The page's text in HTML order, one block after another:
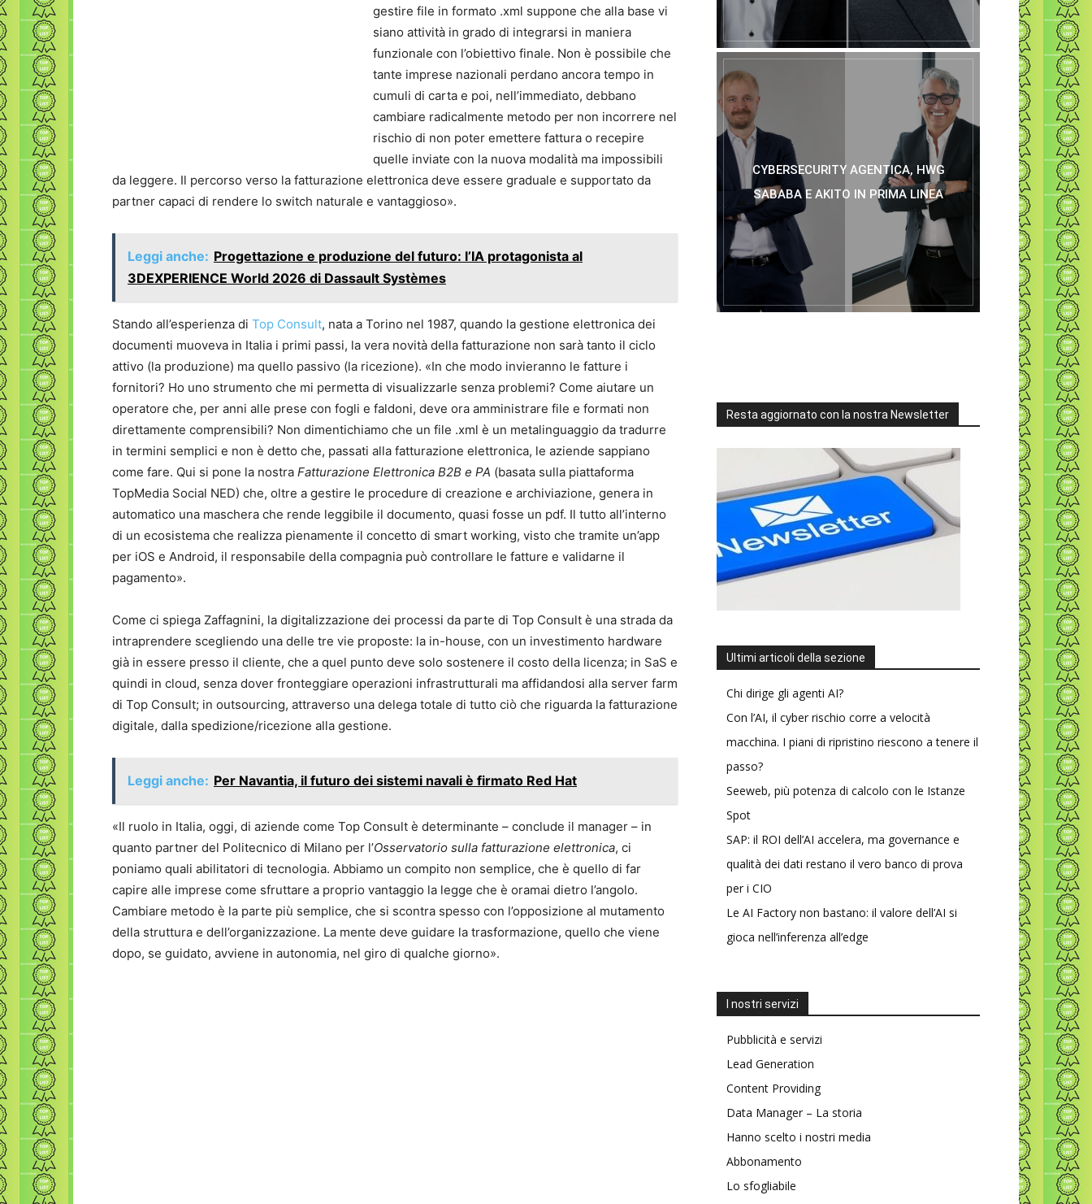
gestire file in formato .xml suppone che alla base vi
siano attività in grado di integrarsi in maniera
funzionale con l’obiettivo finale. Non è possibile che
tante imprese nazionali perdano ancora tempo in
cumuli di carta e poi, nell’immediato, debbano
cambiare radicalmente metodo per non incorrere nel
rischio di non poter emettere fattura o recepire
quelle inviate con la nuova modalità ma impossibili
da leggere. Il percorso verso la fatturazione elettronica deve essere graduale e supportato da
partner capaci di rendere lo switch naturale e vantaggioso».
Leggi anche: Progettazione e produzione del futuro: l’IA protagonista al
3DEXPERIENCE World 2026 di Dassault Systèmes
Stando all’esperienza di Top Consult, nata a Torino nel 1987, quando la gestione elettronica dei
documenti muoveva in Italia i primi passi, la vera novità della fatturazione non sarà tanto il ciclo
attivo (la produzione) ma quello passivo (la ricezione). «In che modo invieranno le fatture i
fornitori? Ho uno strumento che mi permetta di visualizzarle senza problemi? Come aiutare un
operatore che, per anni alle prese con fogli e faldoni, deve ora amministrare file e formati non
direttamente comprensibili? Non dimentichiamo che un file .xml è un metalinguaggio da tradurre
in termini semplici e non è detto che, passati alla fatturazione elettronica, le aziende sappiano
come fare. Qui si pone la nostra Fatturazione Elettronica B2B e PA (basata sulla piattaforma
TopMedia Social NED) che, oltre a gestire le procedure di creazione e archiviazione, genera in
automatico una maschera che rende leggibile il documento, quasi fosse un pdf. Il tutto all’interno
di un ecosistema che realizza pienamente il concetto di smart working, visto che tramite un’app
per iOS e Android, il responsabile della compagnia può controllare le fatture e validarne il
pagamento».
Come ci spiega Zaffagnini, la digitalizzazione dei processi da parte di Top Consult è una strada da
intraprendere scegliendo una delle tre vie proposte: la in-house, con un investimento hardware
già in essere presso il cliente, che a quel punto deve solo sostenere il costo della licenza; in SaS e
quindi in cloud, senza dover fronteggiare operazioni infrastrutturali ma affidandosi alla server farm
di Top Consult; in outsourcing, attraverso una delega totale di tutto ciò che riguarda la fatturazione
digitale, dalla spedizione/ricezione alla gestione.
Leggi anche: Per Navantia, il futuro dei sistemi navali è firmato Red Hat
«Il ruolo in Italia, oggi, di aziende come Top Consult è determinante – conclude il manager – in
quanto partner del Politecnico di Milano per l’Osservatorio sulla fatturazione elettronica, ci
poniamo quali abilitatori di tecnologia. Abbiamo un compito non semplice, che è quello di far
capire alle imprese come sfruttare a proprio vantaggio la legge che è oramai dietro l’angolo.
Cambiare metodo è la parte più semplice, che si scontra spesso con l’opposizione al mutamento
della struttura e dell’organizzazione. La mente deve guidare la trasformazione, quello che viene
dopo, se guidato, avviene in autonomia, nel giro di qualche giorno».
CYBERSECURITY AGENTICA, HWG
SABABA E AKITO IN PRIMA LINEA
Resta aggiornato con la nostra Newsletter
Ultimi articoli della sezione
Chi dirige gli agenti AI?
Con l’AI, il cyber rischio corre a velocità
macchina. I piani di ripristino riescono a tenere il
passo?
Seeweb, più potenza di calcolo con le Istanze
Spot
SAP: il ROI dell’AI accelera, ma governance e
qualità dei dati restano il vero banco di prova
per i CIO
Le AI Factory non bastano: il valore dell’AI si
gioca nell’inferenza all’edge
I nostri servizi
Pubblicità e servizi
Lead Generation
Content Providing
Data Manager – La storia
Hanno scelto i nostri media
Abbonamento
Lo sfogliabile